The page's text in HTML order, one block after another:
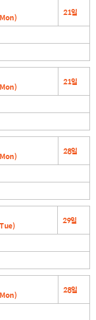
21일
21일
28일
29일
28일